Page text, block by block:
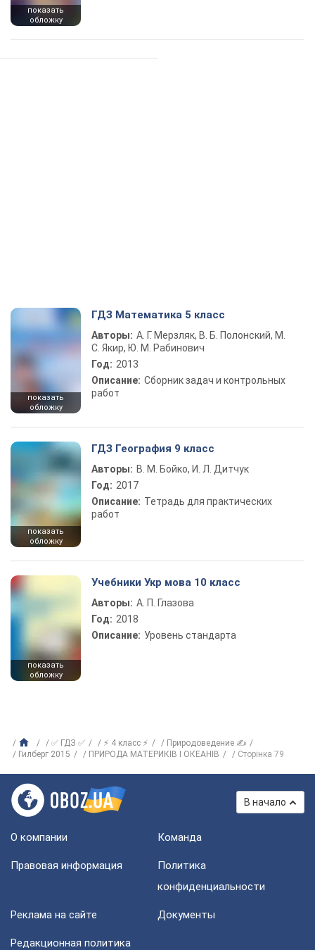
показать
обложку
показать
обложку
ГДЗ Математика 5 класс
Авторы: А. Г. Мерзляк, В. Б. Полонский, М.
С. Якир, Ю. М. Рабинович
Год: 2013
Описание: Сборник задач и контрольных
работ
показать
обложку
ГДЗ География 9 класс
Авторы: В. М. Бойко, И. Л. Дитчук
Год: 2017
Описание: Тетрадь для практических
работ
показать
обложку
Учебники Укр мова 10 класс
Авторы: А. П. Глазова
Год: 2018
Описание: Уровень стандарта
✅ ГДЗ ✅ ⚡ 4 класс ⚡
Природоведение ✍
Гилберг 2015
ПРИРОДА МАТЕРИКІВ І ОКЕАНІВ Сторінка 79
В начало
О компании Команда
Правовая информация
Политика
конфиденциальности
Реклама на сайте Документы
Редакционная политика